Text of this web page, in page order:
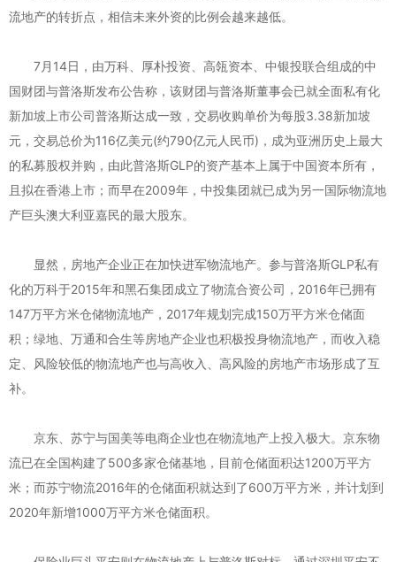
流地产的转折点，相信未来外资的比例会越来越低。
7月14日，由万科、厚朴投资、高瓴资本、中银投联合组成的中
国财团与普洛斯发布公告称，该财团与普洛斯董事会已就全面私有化
新加坡上市公司普洛斯达成一致，交易收购单价为每股3.38新加坡
元，交易总价为116亿美元(约790亿元人民币)，成为亚洲历史上最大
的私募股权并购，由此普洛斯GLP的资产基本上属于中国资本所有，
且拟在香港上市；而早在2009年，中投集团就已成为另一国际物流地
产巨头澳大利亚嘉民的最大股东。
显然，房地产企业正在加快进军物流地产。参与普洛斯GLP私有
化的万科于2015年和黑石集团成立了物流合资公司，2016年已拥有
147万平方米仓储物流地产，2017年规划完成150万平方米仓储面
积；绿地、万通和合生等房地产企业也积极投身物流地产，而收入稳
定、风险较低的物流地产也与高收入、高风险的房地产市场形成了互
补。
京东、苏宁与国美等电商企业也在物流地产上投入极大。京东物
流已在全国构建了500多家仓储基地，目前仓储面积达1200万平方
米；而苏宁物流2016年的仓储面积就达到了600万平方米，并计划到
2020年新增1000万平方米仓储面积。